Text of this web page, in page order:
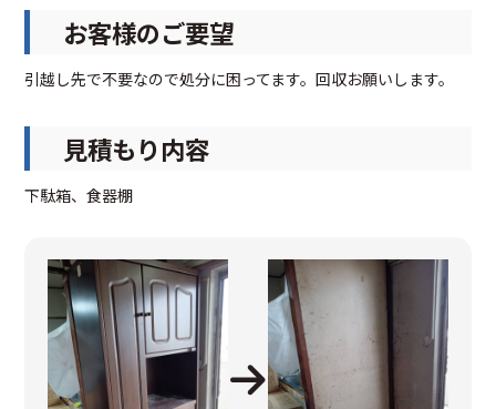
お客様のご要望
引越し先で不要なので処分に困ってます。回収お願いします。
見積もり内容
下駄箱、食器棚